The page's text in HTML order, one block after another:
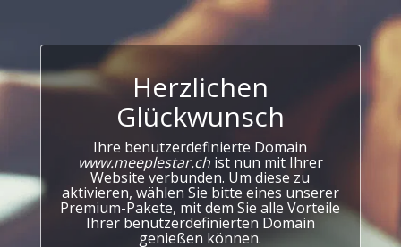
Herzlichen
Glückwunsch
Ihre benutzerdefinierte Domain
www.meeplestar.chist nun mit Ihrer
Website verbunden. Um diese zu
aktivieren, wählen Sie bitte eines unserer
Premium-Pakete, mit dem Sie alle Vorteile
Ihrer benutzerdefinierten Domain
genießen können.